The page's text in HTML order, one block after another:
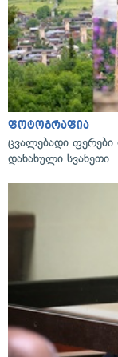
ფოტოგრაფია
ცვალებადი
დანახული სვანეთი